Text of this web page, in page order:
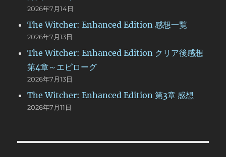
2026年7月14日
The Witcher: Enhanced Edition 感想一覧
2026年7月13日
The Witcher: Enhanced Edition クリア後感想
第4章～エピローグ
2026年7月13日
The Witcher: Enhanced Edition 第3章 感想
2026年7月11日